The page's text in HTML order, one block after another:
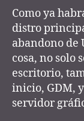
Como ya
distro
abandono de
cosa, no solo
escritorio,
inicio, GDM,
servidor